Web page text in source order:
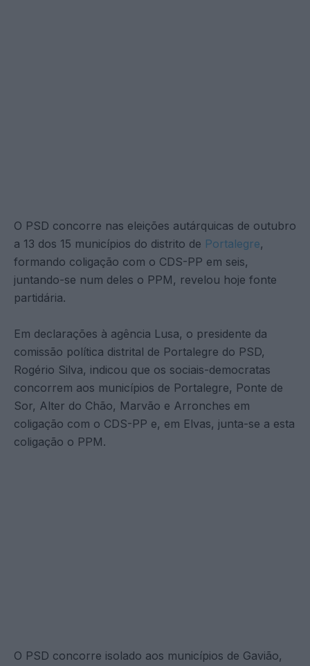
O PSD concorre nas eleições autárquicas de outubro
a 13 dos 15 municípios do distrito de Portalegre,
formando coligação com o CDS-PP em seis,
juntando-se num deles o PPM, revelou hoje fonte
partidária.
Em declarações à agência Lusa, o presidente da
comissão política distrital de Portalegre do PSD,
Rogério Silva, indicou que os sociais-democratas
concorrem aos municípios de Portalegre, Ponte de
Sor, Alter do Chão, Marvão e Arronches em
coligação com o CDS-PP e, em Elvas, junta-se a esta
coligação o PPM.
O PSD concorre isolado aos municípios de Gavião,